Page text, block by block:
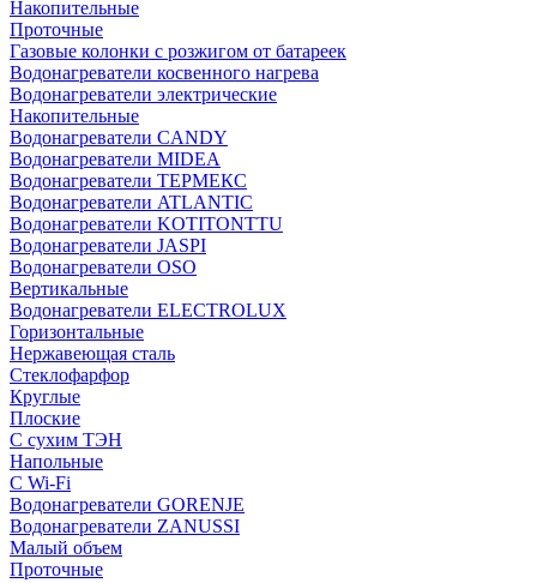
Накопительные
Проточные
Газовые колонки с розжигом от батареек
Водонагреватели косвенного нагрева
Водонагреватели электрические
Накопительные
Водонагреватели CANDY
Водонагреватели MIDEA
Водонагреватели ТЕРМЕКС
Водонагреватели ATLANTIC
Водонагреватели KOTITONTTU
Водонагреватели JASPI
Водонагреватели OSO
Вертикальные
Водонагреватели ELECTROLUX
Горизонтальные
Нержавеющая сталь
Стеклофарфор
Круглые
Плоские
С сухим ТЭН
Напольные
С Wi-Fi
Водонагреватели GORENJE
Водонагреватели ZANUSSI
Малый объем
Проточные